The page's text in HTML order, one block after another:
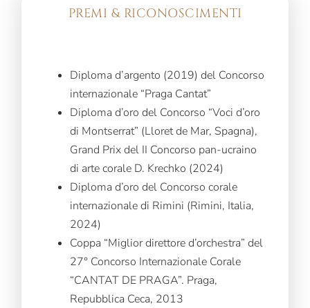
PREMI & RICONOSCIMENTI
Diploma d’argento (2019) del Concorso
internazionale “Praga Cantat”
Diploma d’oro del Concorso “Voci d’oro
di Montserrat” (Lloret de Mar, Spagna),
Grand Prix del II Concorso pan-ucraino
di arte corale D. Krechko (2024)
Diploma d’oro del Concorso corale
internazionale di Rimini (Rimini, Italia,
2024)
Coppa “Miglior direttore d’orchestra” del
27° Concorso Internazionale Corale
“CANTAT DE PRAGA”. Praga,
Repubblica Ceca, 2013